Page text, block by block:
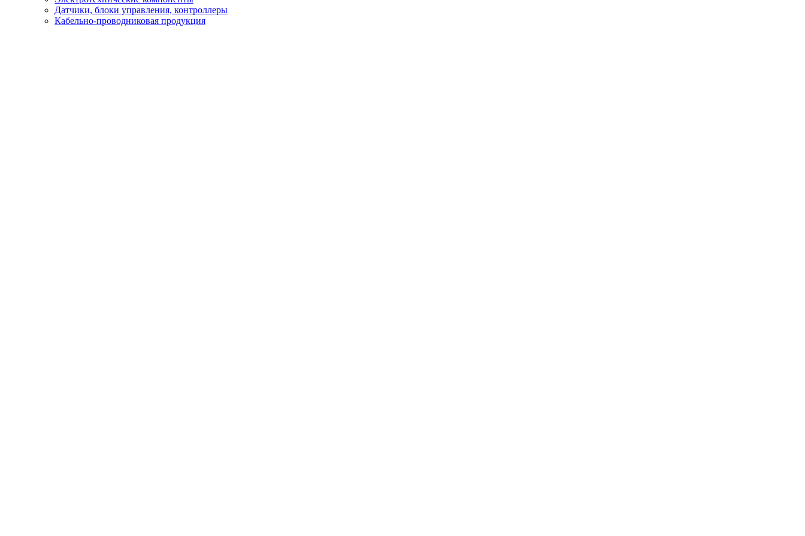
Датчики, блоки управления, контроллеры
Кабельно-проводниковая продукция